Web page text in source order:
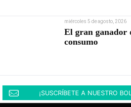
miércoles 5 de agosto, 2026
El gran ganador
consumo
¡SUSCRÍBETE A NUESTRO